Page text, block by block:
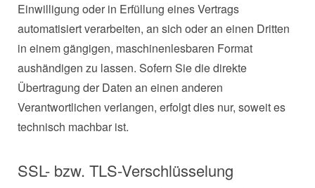
Einwilligung oder in Erfüllung eines Vertrags
automatisiert verarbeiten, an sich oder an einen Dritten
in einem gängigen, maschinenlesbaren Format
aushändigen zu lassen. Sofern Sie die direkte
Übertragung der Daten an einen anderen
Verantwortlichen verlangen, erfolgt dies nur, soweit es
technisch machbar ist.
SSL- bzw. TLS-Verschlüsselung